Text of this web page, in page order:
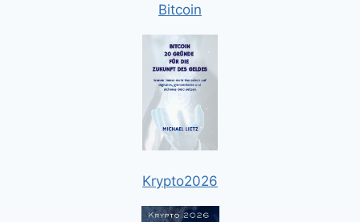
Bitcoin
Krypto2026